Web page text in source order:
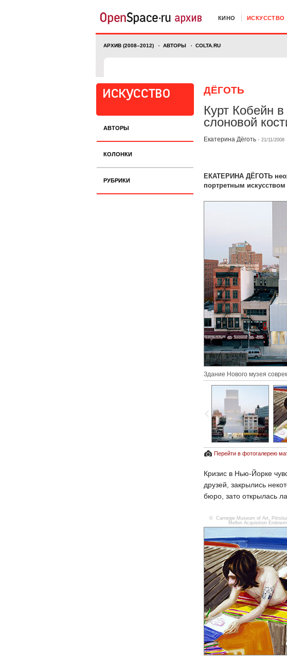
КИНО ИСКУССТВО
АРХИВ (2008–2012) АВТОРЫ COLTA.RU
АВТОРЫ
КОЛОНКИ
РУБРИКИ
ДЁГОТЬ
Курт Кобейн
слоновой
Екатерина Дёготь · 21/11/2008
ЕКАТЕРИНА ДЁГОТЬ
портретным искусством
Здание Нового музея
Перейти в фотогалерею
Кризис в Нью-Йорке
друзей, закрылись
бюро, зато открылась
© Carnegie Museum of Art,
Mellon Acquisition